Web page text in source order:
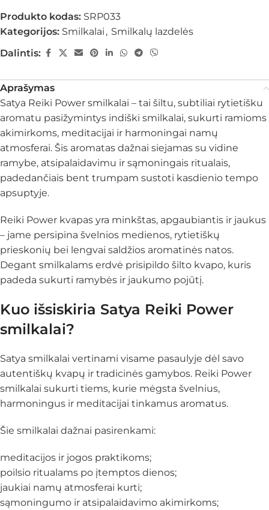
Produkto kodas: SRP033
Kategorijos: Smilkalai , Smilkalų lazdelės
Dalintis:
Aprašymas
Satya Reiki Power smilkalai – tai šiltu, subtiliai rytietišku
aromatu pasižymintys indiški smilkalai, sukurti ramioms
akimirkoms, meditacijai ir harmoningai namų
atmosferai. Šis aromatas dažnai siejamas su vidine
ramybe, atsipalaidavimu ir sąmoningais ritualais,
padedančiais bent trumpam sustoti kasdienio tempo
apsuptyje.
Reiki Power kvapas yra minkštas, apgaubiantis ir jaukus
– jame persipina švelnios medienos, rytietiškų
prieskonių bei lengvai saldžios aromatinės natos.
Degant smilkalams erdvė prisipildo šilto kvapo, kuris
padeda sukurti ramybės ir jaukumo pojūtį.
Kuo išsiskiria Satya Reiki Power
smilkalai?
Satya smilkalai vertinami visame pasaulyje dėl savo
autentiškų kvapų ir tradicinės gamybos. Reiki Power
smilkalai sukurti tiems, kurie mėgsta švelnius,
harmoningus ir meditacijai tinkamus aromatus.
Šie smilkalai dažnai pasirenkami:
meditacijos ir jogos praktikoms;
poilsio ritualams po įtemptos dienos;
jaukiai namų atmosferai kurti;
sąmoningumo ir atsipalaidavimo akimirkoms;